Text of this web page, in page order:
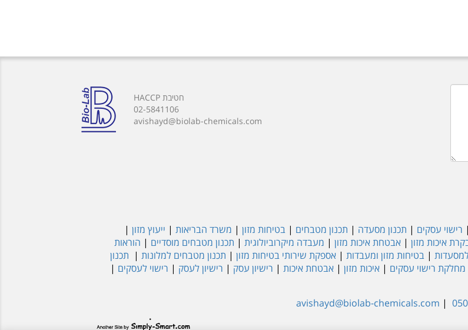
חטיבת HACCP
02-5841106
avishayd@biolab-chemicals.com
| רישוי עסקים | תכנון מסעדה | תכנון מטבחים | בטיחות מזון | משרד הבריאות | ייעוץ מזון |
איכות מזון | אבטחת איכות מזון | מעבדה מיקרוביולוגית | תכנון מטבחים מוסדיים | הוראות
| בטיחות מזון ומעבדות | אספקת שירותי בטיחות מזון | תכנון מטבחים למלונות | תכנון
מחלקת רישוי עסקים | איכות מזון | אבטחת איכות | רישיון עסק | רישיון לעסק | רישוי לעסקים |
|
avishayd@biolab-chemicals.com